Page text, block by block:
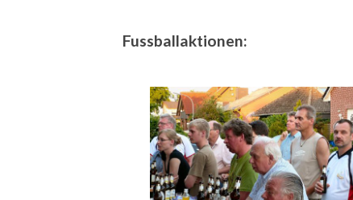
Fussballaktionen: